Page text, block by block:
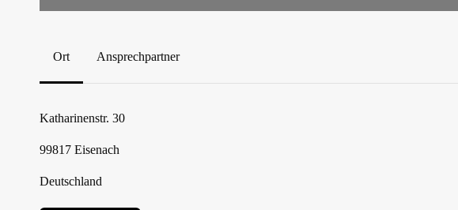
Ort Ansprechpartner
Katharinenstr. 30
99817 Eisenach
Deutschland